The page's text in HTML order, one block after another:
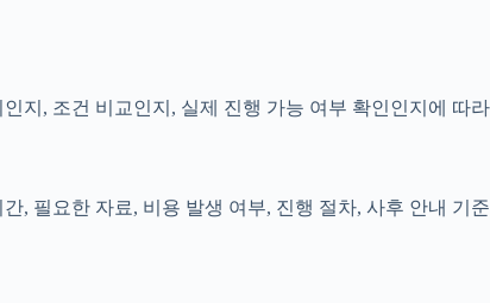
지, 조건 비교인지, 실제 진행 가능 여부 확인인지에 따라
, 필요한 자료, 비용 발생 여부, 진행 절차, 사후 안내 기준